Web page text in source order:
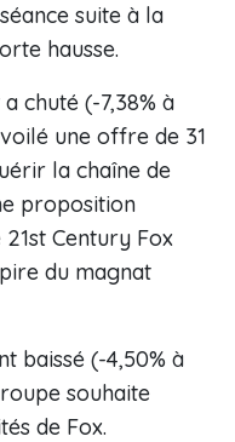
suite à la
hausse.
chuté (-7,38% à
une offre de 31
la chaîne de
proposition
Century Fox
du magnat
baissé (-4,50% à
souhaite
de Fox.